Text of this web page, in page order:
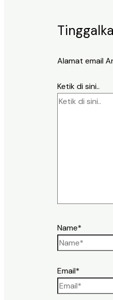
Alamat email
Ketik di sini..
Name*
Email*